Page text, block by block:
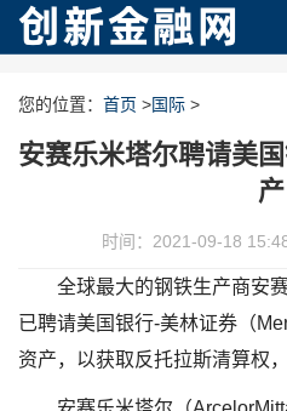
您的位置： 首页 >国际 >
安赛乐米塔尔聘请美
产
时间：2021-09-18
全球最大的钢铁生产商安
已聘请美国银行-美林证券（
资产，以获取反托拉斯清算权